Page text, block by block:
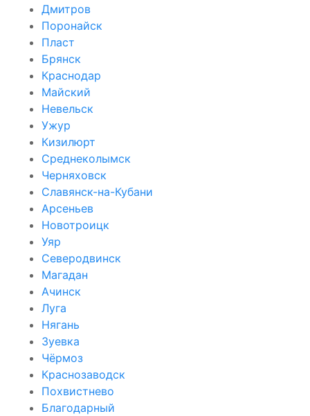
Дмитров
Поронайск
Пласт
Брянск
Краснодар
Майский
Невельск
Ужур
Кизилюрт
Среднеколымск
Черняховск
Славянск-на-Кубани
Арсеньев
Новотроицк
Уяр
Северодвинск
Магадан
Ачинск
Луга
Нягань
Зуевка
Чёрмоз
Краснозаводск
Похвистнево
Благодарный